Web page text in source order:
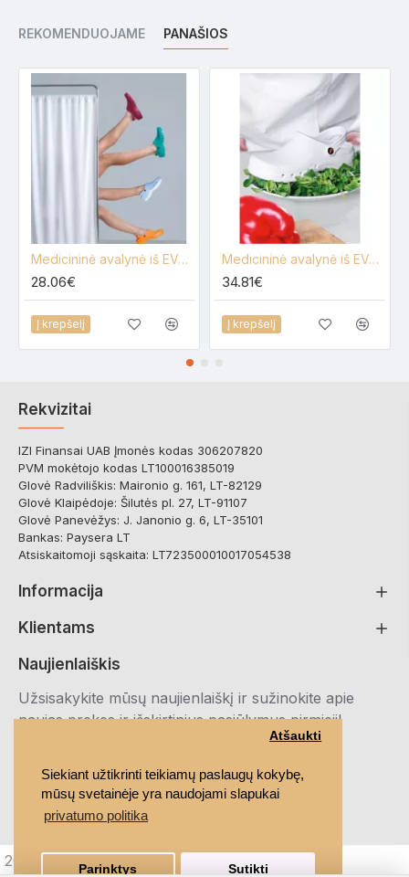
Siekiant užtikrinti teikiamų paslaugų kokybę,
mūsų svetainėje yra naudojami slapukai
privatumo politika
Atšaukti
Parinktys Sutikti
REKOMENDUOJAME PANAŠIOS
Medicininė avalynė iš EVA putos, Dian Ispanija
28.06€
Į krepšelį
Medicininė avalynė iš EVA-A putos, Dian
34.81€
Į krepšelį
Rekvizitai
IZI Finansai UAB Įmonės kodas 306207820
PVM mokėtojo kodas LT100016385019
Glovė Radviliškis: Maironio g. 161, LT-82129
Glovė Klaipėdoje: Šilutės pl. 27, LT-91107
Glovė Panevėžys: J. Janonio g. 6, LT-35101
Bankas: Paysera LT
Atsiskaitomoji sąskaita: LT723500010017054538
Informacija
Klientams
Naujienlaiškis
Užsisakykite mūsų naujienlaiškį ir sužinokite apie
naujas prekes ir išskirtinius pasiūlymus pirmieji!
Susipažinau ir sutinku su Privatumo politika
2021 MEDRUBAI.LT, Visos teisės saugomos